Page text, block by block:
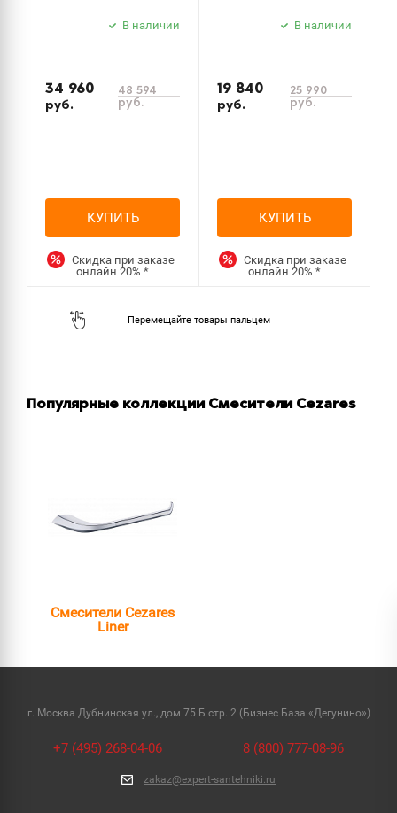
В наличии
34 960
руб.
48 594
руб.
КУПИТЬ
Скидка при заказе
онлайн20%*
В наличии
19 840
руб.
25 990
руб.
КУПИТЬ
Скидка при заказе
онлайн20%*
Популярные коллекции Смесители Cezares
Смесители Cezares
Liner
г. Москва Дубнинская ул., дом 75 Б стр. 2 (Бизнес База «Дегунино»)
+7 (495) 268-04-06 8 (800) 777-08-96
zakaz@expert-santehniki.ru